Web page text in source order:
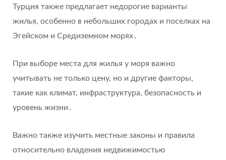
Турция также предлагает недорогие варианты
жилья, особенно в небольших городах и поселках на
Эгейском и Средиземном морях․
При выборе места для жилья у моря важно
учитывать не только цену, но и другие факторы,
такие как климат, инфраструктура, безопасность и
уровень жизни․
Важно также изучить местные законы и правила
относительно владения недвижимостью